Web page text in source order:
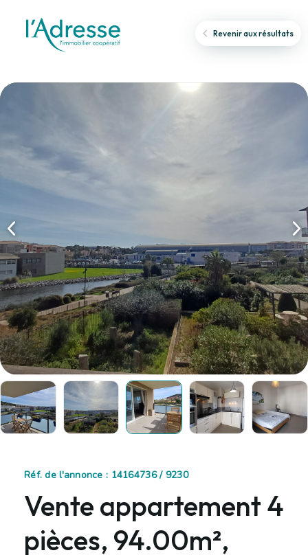
Revenir aux résultats
Réf. de l'annonce : 14164736 / 9230
Vente appartement 4
pièces, 94.00m²,